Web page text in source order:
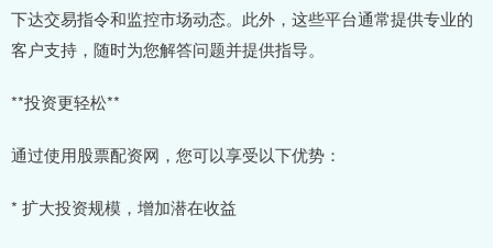
下达交易指令和监控市场动态。此外，这些平台通常提供专业的
客户支持，随时为您解答问题并提供指导。
**投资更轻松**
通过使用股票配资网，您可以享受以下优势：
* 扩大投资规模，增加潜在收益